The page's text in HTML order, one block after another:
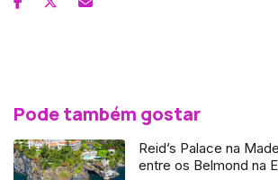
Pode também gostar
Reid’s Palace na
entre os Belmond